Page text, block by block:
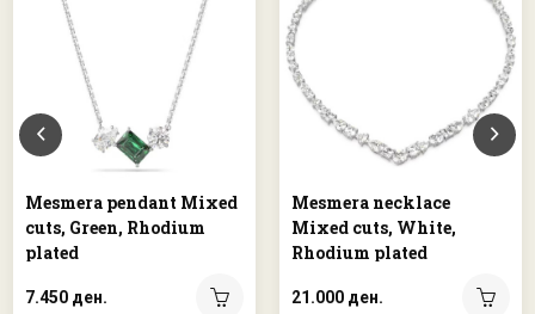
Mesmera pendant Mixed
cuts, Green, Rhodium
plated
7.450 ден.
Mesmera necklace
Mixed cuts, White,
Rhodium plated
21.000 ден.